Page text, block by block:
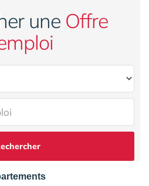
une Offre